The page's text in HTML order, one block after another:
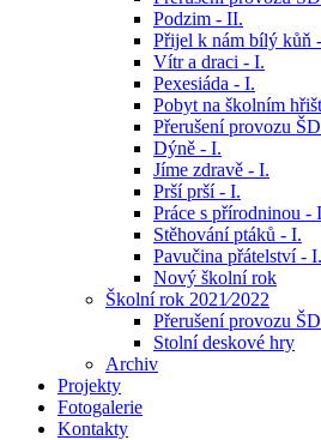
Podzim - II.
Přijel k nám bílý kůň
Vítr a draci - I.
Pexesiáda - I.
Pobyt na školním
Přerušení provozu ŠD
Dýně - I.
Jíme zdravě - I.
Prší prší - I.
Práce s přírodninou -
Stěhování ptáků - I.
Pavučina přátelství - I.
Nový školní rok
Školní rok 2021⁄2022
Přerušení provozu ŠD
Stolní deskové hry
Archiv
Projekty
Fotogalerie
Kontakty